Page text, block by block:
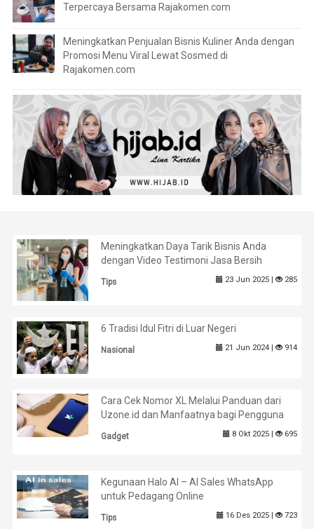
Terpercaya Bersama Rajakomen.com
Meningkatkan Penjualan Bisnis Kuliner Anda dengan
Promosi Menu Viral Lewat Sosmed di
Rajakomen.com
Meningkatkan Daya Tarik Bisnis Anda
dengan Video Testimoni Jasa Bersih
Tips 23 Jun 2025 | 285
6 Tradisi Idul Fitri di Luar Negeri
Nasional 21 Jun 2024 | 914
Cara Cek Nomor XL Melalui Panduan dari
Uzone.id dan Manfaatnya bagi Pengguna
Gadget 8 Okt 2025 | 695
Kegunaan Halo AI – AI Sales WhatsApp
untuk Pedagang Online
Tips 16 Des 2025 | 723